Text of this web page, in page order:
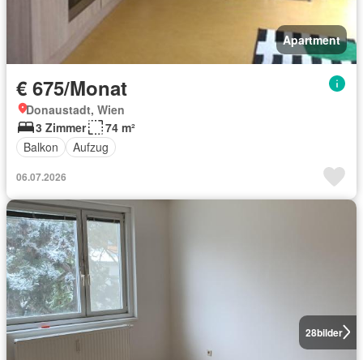
Apartment
€ 675/Monat
Donaustadt, Wien
3 Zimmer
74 m²
Balkon
Aufzug
06.07.2026
28bilder